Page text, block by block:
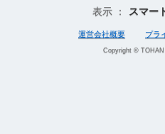
表示 ： スマー
運営会社概要 プラ
Copyright © TOHAN